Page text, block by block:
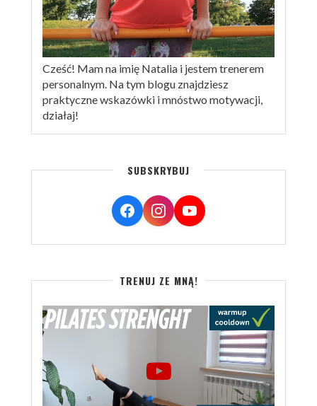
Cześć! Mam na imię Natalia i jestem trenerem
personalnym. Na tym blogu znajdziesz
praktyczne wskazówki i mnóstwo motywacji,
działaj!
SUBSKRYBUJ
TRENUJ ZE MNĄ!